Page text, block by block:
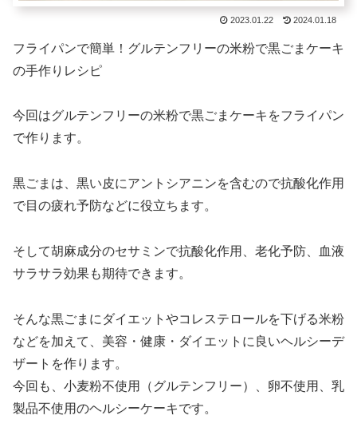
2023.01.22 2024.01.18
フライパンで簡単！グルテンフリーの米粉で黒ごまケーキ
の手作りレシピ
今回はグルテンフリーの米粉で黒ごまケーキをフライパン
で作ります。
黒ごまは、黒い皮にアントシアニンを含むので抗酸化作用
で目の疲れ予防などに役立ちます。
そして胡麻成分のセサミンで抗酸化作用、老化予防、血液
サラサラ効果も期待できます。
そんな黒ごまにダイエットやコレステロールを下げる米粉
などを加えて、美容・健康・ダイエットに良いヘルシーデ
ザートを作ります。
今回も、小麦粉不使用（グルテンフリー）、卵不使用、乳
製品不使用のヘルシーケーキです。